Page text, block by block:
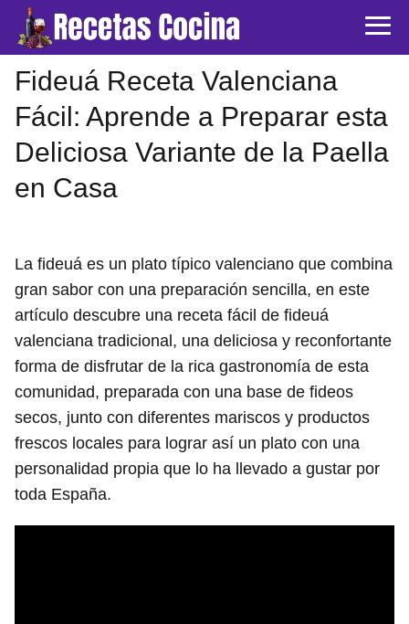
Fideuá Receta Valenciana
Fácil: Aprende a Preparar esta
Deliciosa Variante de la Paella
en Casa
La fideuá es un plato típico valenciano que combina
gran sabor con una preparación sencilla, en este
artículo descubre una receta fácil de fideuá
valenciana tradicional, una deliciosa y reconfortante
forma de disfrutar de la rica gastronomía de esta
comunidad, preparada con una base de fideos
secos, junto con diferentes mariscos y productos
frescos locales para lograr así un plato con una
personalidad propia que lo ha llevado a gustar por
toda España.